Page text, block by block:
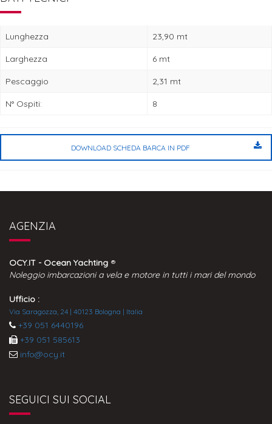
Lunghezza 23,90 mt
Larghezza 6 mt
Pescaggio 2,31 mt
N° Ospiti: 8
DOWNLOAD SCHEDA BARCA IN PDF
AGENZIA
OCY.IT - Ocean Yachting ®
Noleggio imbarcazioni a vela e motore in tutti i mari del mondo
Ufficio :
Via Saragozza, 24 | 40123 Bologna | Italia
+39 051 6440196
+39 051 585613
info@ocy.it
SEGUICI SUI SOCIAL